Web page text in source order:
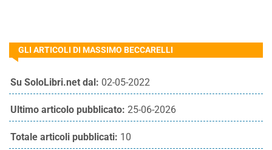
GLI ARTICOLI DI MASSIMO BECCARELLI
Su SoloLibri.net dal: 02-05-2022
Ultimo articolo pubblicato: 25-06-2026
Totale articoli pubblicati: 10